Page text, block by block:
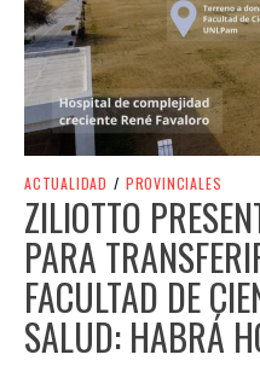
ACTUALIDAD / PROVINCIALES
ZILIOTTO
PARA
FACULTAD DE
SALUD: HABRÁ